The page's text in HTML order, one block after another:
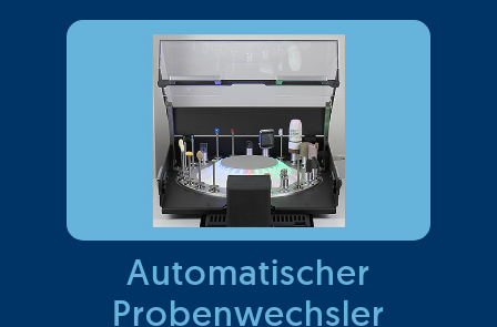
Automatischer
Probenwechsler